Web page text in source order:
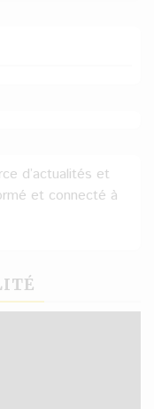
d’actualités et
et connecté à